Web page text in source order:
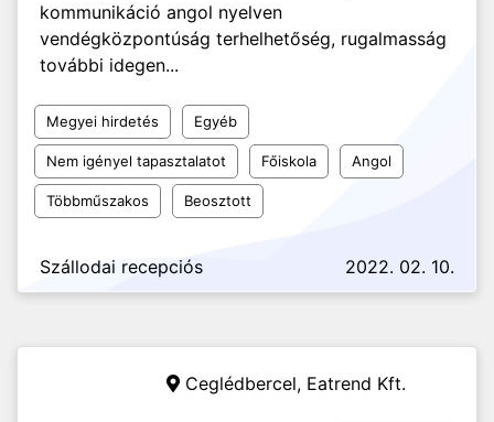
kommunikáció angol nyelven
vendégközpontúság terhelhetőség, rugalmasság
további idegen...
Megyei hirdetés Egyéb
Nem igényel tapasztalatot Főiskola Angol
Többműszakos Beosztott
Szállodai recepciós 2022. 02. 10.
Ceglédbercel, Eatrend Kft.